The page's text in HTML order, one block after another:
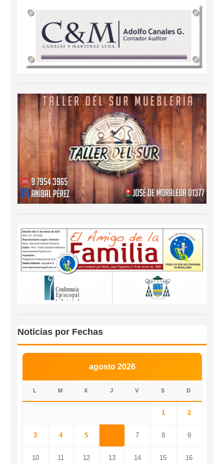
Noticias por Fechas
agosto 2026
L M X J V S D
1 2
3 4 5 7 8 9
10 11 12 13 14 15 16